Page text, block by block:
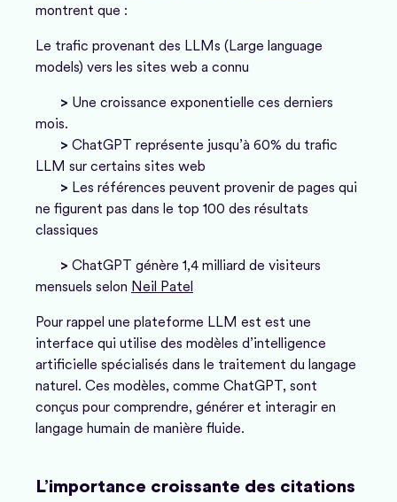
montrent que :
Le trafic provenant des LLMs (Large language
models) vers les sites web a connu
> Une croissance exponentielle ces derniers
mois.
> ChatGPT représente jusqu’à 60% du trafic
LLM sur certains sites web
> Les références peuvent provenir de pages qui
ne figurent pas dans le top 100 des résultats
classiques
> ChatGPT génère 1,4 milliard de visiteurs
mensuels selon Neil Patel
Pour rappel une plateforme LLM est est une
interface qui utilise des modèles d’intelligence
artificielle spécialisés dans le traitement du langage
naturel. Ces modèles, comme ChatGPT, sont
conçus pour comprendre, générer et interagir en
langage humain de manière fluide.
L’importance croissante des citations